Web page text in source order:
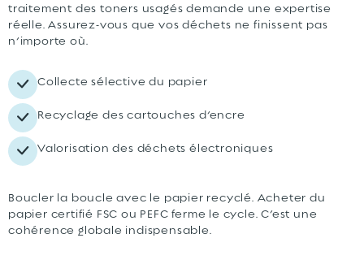
traitement des toners usagés demande une expertise
réelle. Assurez-vous que vos déchets ne finissent pas
n’importe où.
Collecte sélective du papier
Recyclage des cartouches d’encre
Valorisation des déchets électroniques
Boucler la boucle avec le papier recyclé. Acheter du
papier certifié FSC ou PEFC ferme le cycle. C’est une
cohérence globale indispensable.